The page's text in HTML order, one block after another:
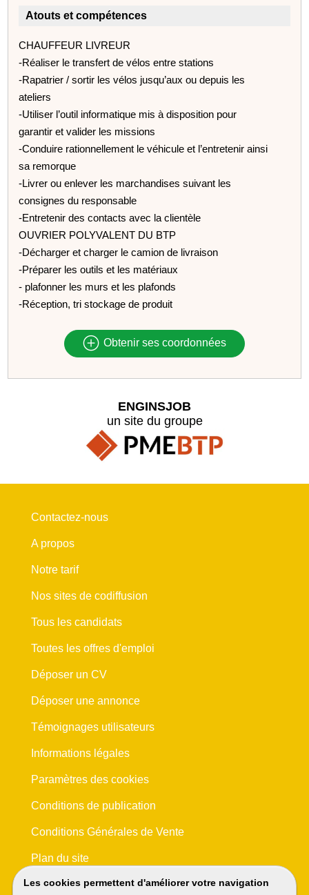
Atouts et compétences
CHAUFFEUR LIVREUR
-Réaliser le transfert de vélos entre stations
-Rapatrier / sortir les vélos jusqu’aux ou depuis les
ateliers
-Utiliser l’outil informatique mis à disposition pour
garantir et valider les missions
-Conduire rationnellement le véhicule et l’entretenir ainsi
sa remorque
-Livrer ou enlever les marchandises suivant les
consignes du responsable
-Entretenir des contacts avec la clientèle
OUVRIER POLYVALENT DU BTP
-Décharger et charger le camion de livraison
-Préparer les outils et les matériaux
- plafonner les murs et les plafonds
-Réception, tri stockage de produit
Obtenir ses coordonnées
Les cookies permettent d'améliorer votre navigation
ENGINSJOB
un site du groupe
Contactez-nous
A propos
Notre tarif
Nos sites de codiffusion
Tous les candidats
Toutes les offres d'emploi
Déposer un CV
Déposer une annonce
Témoignages utilisateurs
Informations légales
Paramètres des cookies
Conditions de publication
Conditions Générales de Vente
Plan du site